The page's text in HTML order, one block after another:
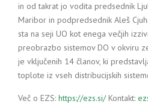
in od takrat jo vodita predsednik
Maribor in podpredsednik Aleš
sta na seji UO kot enega večjih
preobrazbo sistemov DO v okviru
je vključenih 14 članov, ki
toplote iz vseh distribucijskih
Več o EZS: https://ezs.si/Kontakt: